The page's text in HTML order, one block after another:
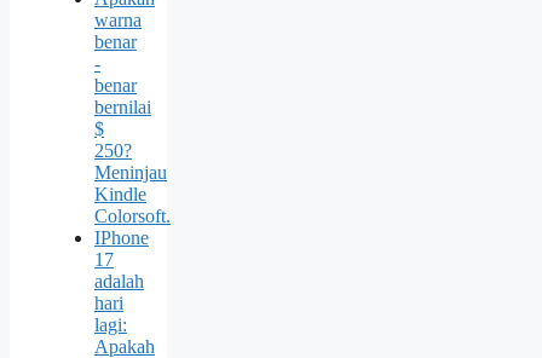
warna
benar
-
benar
bernilai
$
250?
Meninjau
Kindle
Colorsoft.
IPhone
17
adalah
hari
lagi:
Apakah